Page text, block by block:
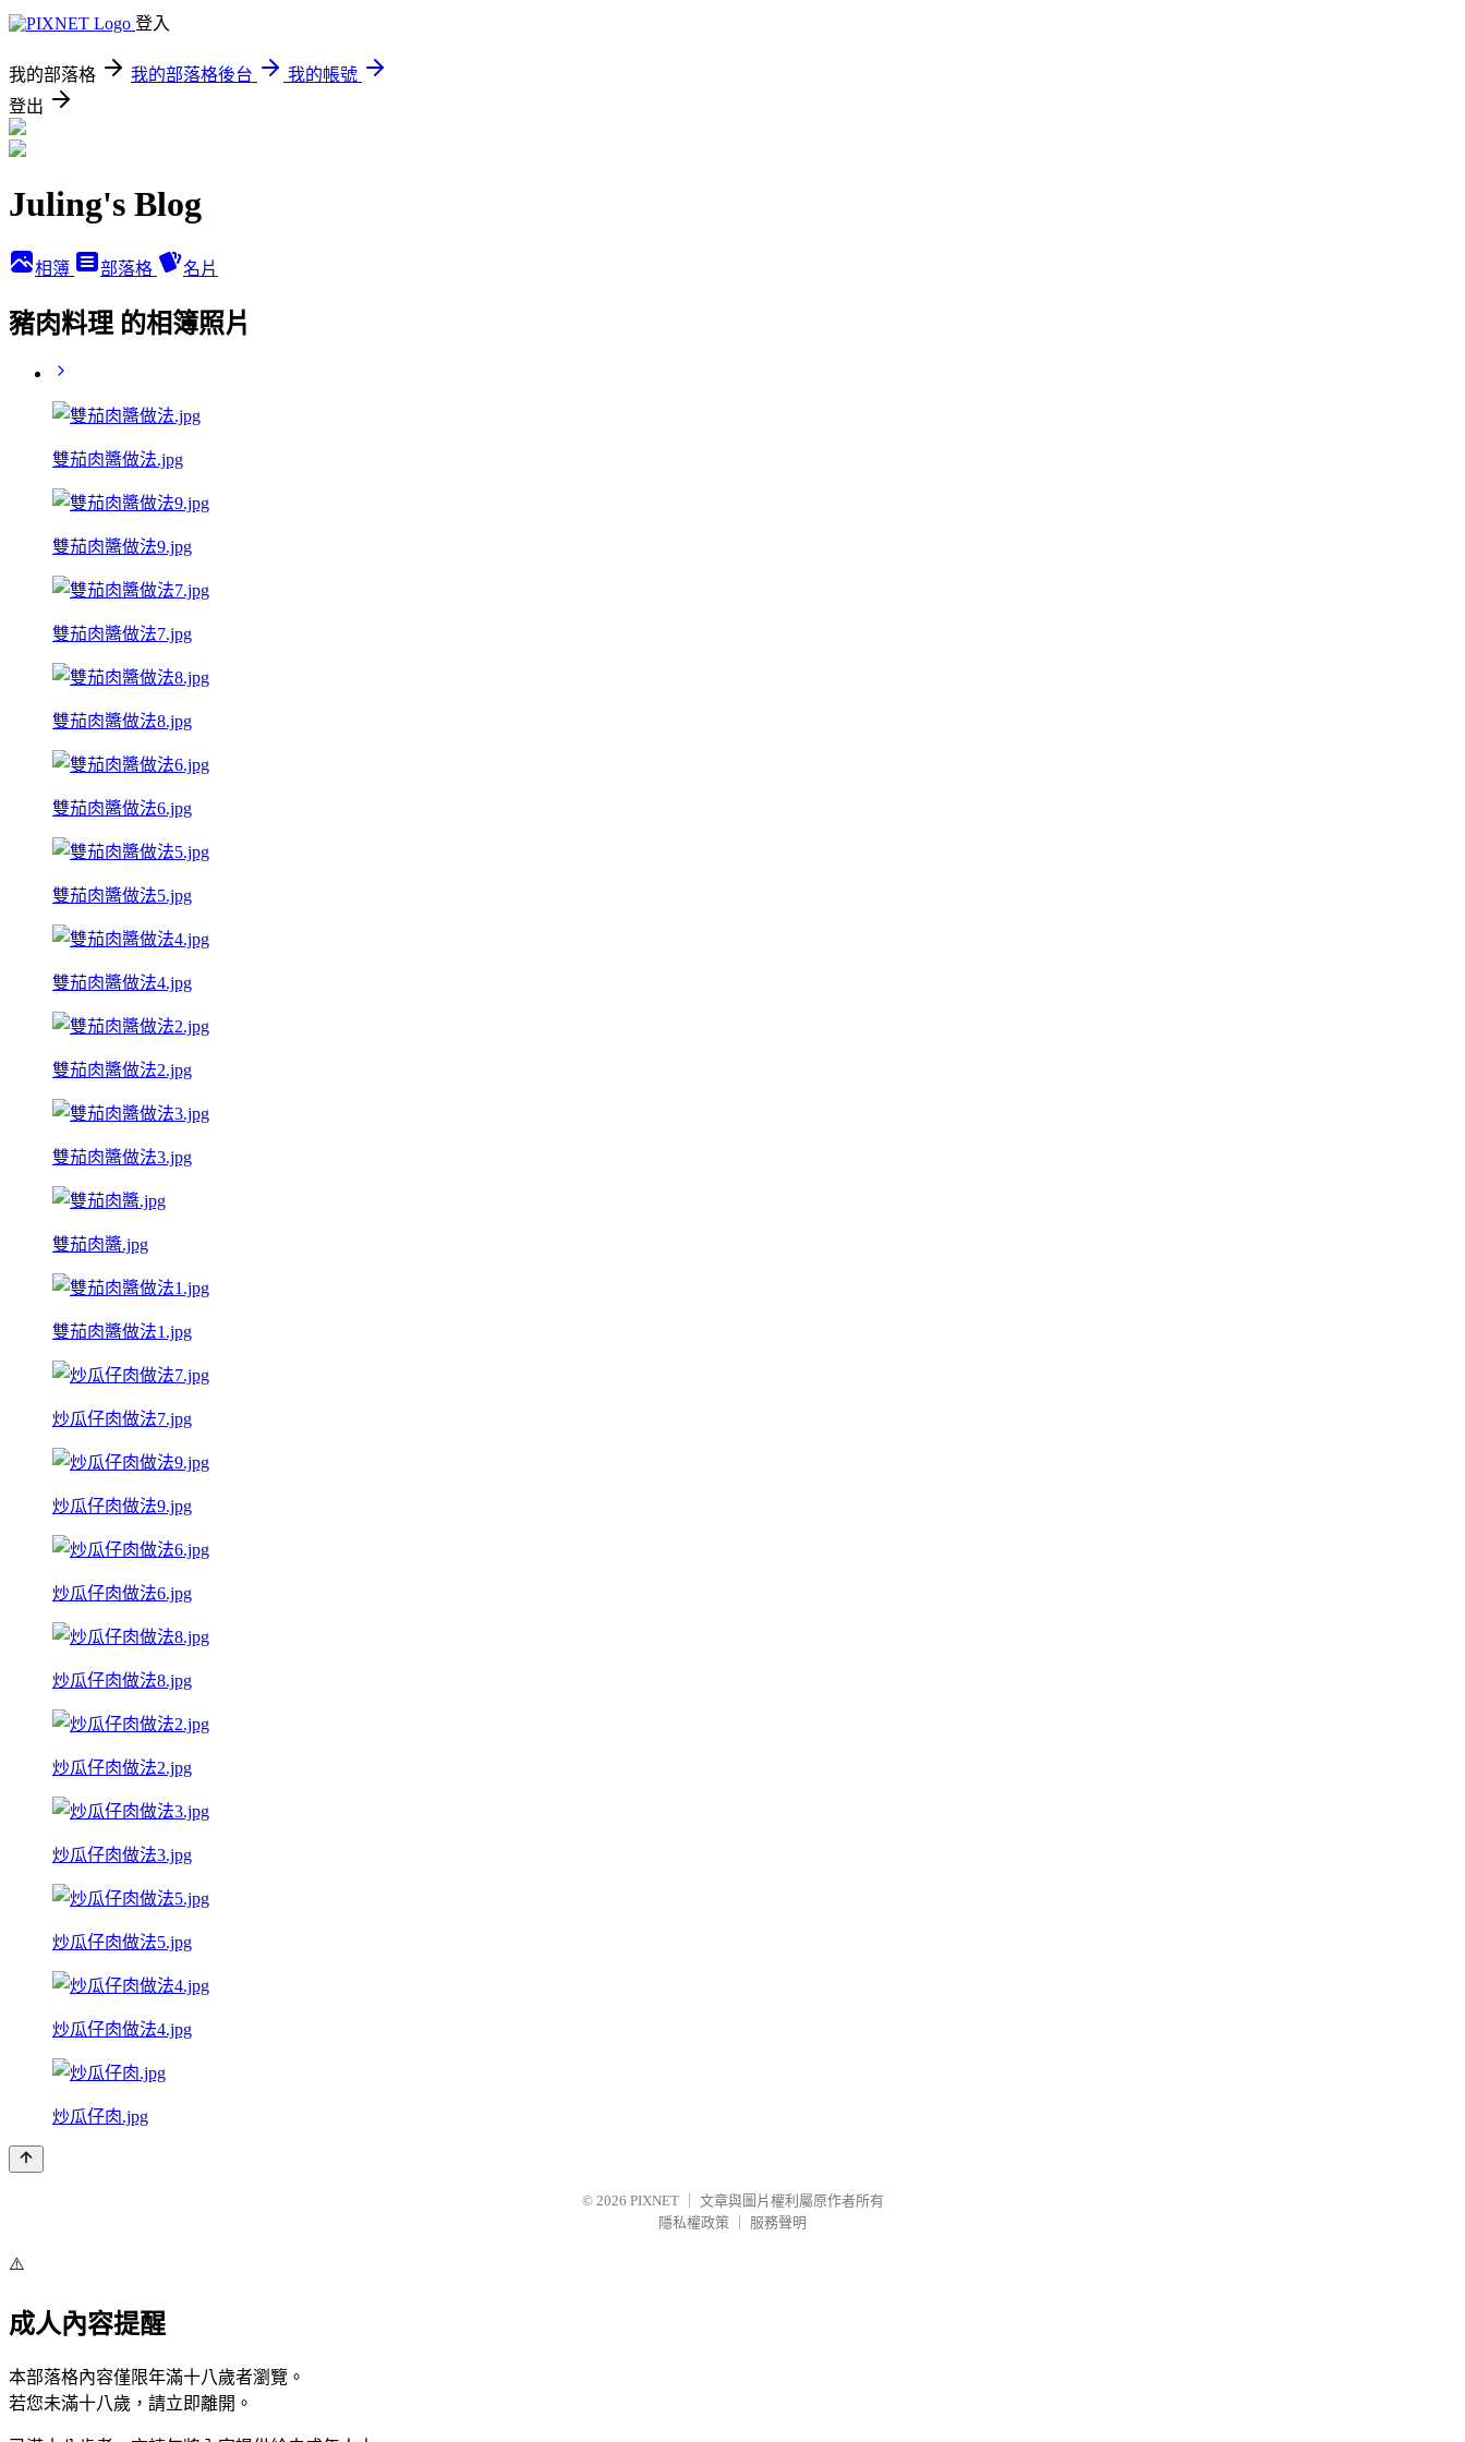
登入
我的部落格 我的部落格後台
我的帳號
登出
Juling's Blog
相簿 部落格 名片
豬肉料理 的相簿照片
雙茄肉醬做法.jpg
雙茄肉醬做法9.jpg
雙茄肉醬做法7.jpg
雙茄肉醬做法8.jpg
雙茄肉醬做法6.jpg
雙茄肉醬做法5.jpg
雙茄肉醬做法4.jpg
雙茄肉醬做法2.jpg
雙茄肉醬做法3.jpg
雙茄肉醬.jpg
雙茄肉醬做法1.jpg
炒瓜仔肉做法7.jpg
炒瓜仔肉做法9.jpg
炒瓜仔肉做法6.jpg
炒瓜仔肉做法8.jpg
炒瓜仔肉做法2.jpg
炒瓜仔肉做法3.jpg
炒瓜仔肉做法5.jpg
炒瓜仔肉做法4.jpg
炒瓜仔肉.jpg
© 2026 PIXNET
文章與圖片權利屬原作者所有
隱私權政策
服務聲明
⚠️
成人內容提醒
本部落格內容僅限年滿十八歲者瀏覽。
若您未滿十八歲，請立即離開。